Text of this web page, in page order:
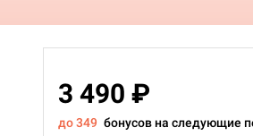
3 490 ₽
до 349 бонусов на следующие